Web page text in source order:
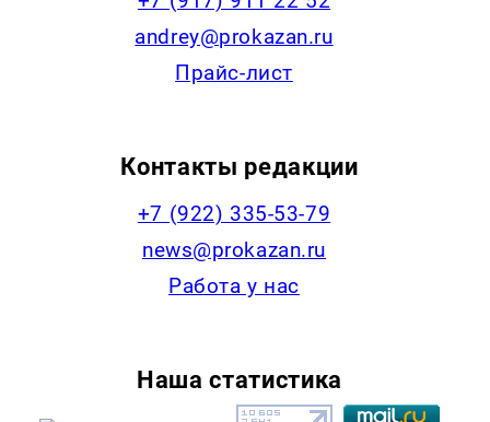
andrey@prokazan.ru
Прайс-лист
Контакты редакции
+7 (922) 335-53-79
news@prokazan.ru
Работа у нас
Наша статистика